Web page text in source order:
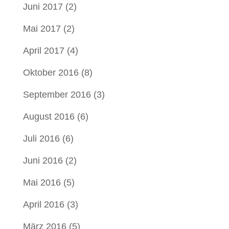
Juni 2017 (2)
Mai 2017 (2)
April 2017 (4)
Oktober 2016(8)
September 2016(3)
August 2016(6)
Juli 2016(6)
Juni 2016(2)
Mai 2016(5)
April 2016(3)
März 2016(5)